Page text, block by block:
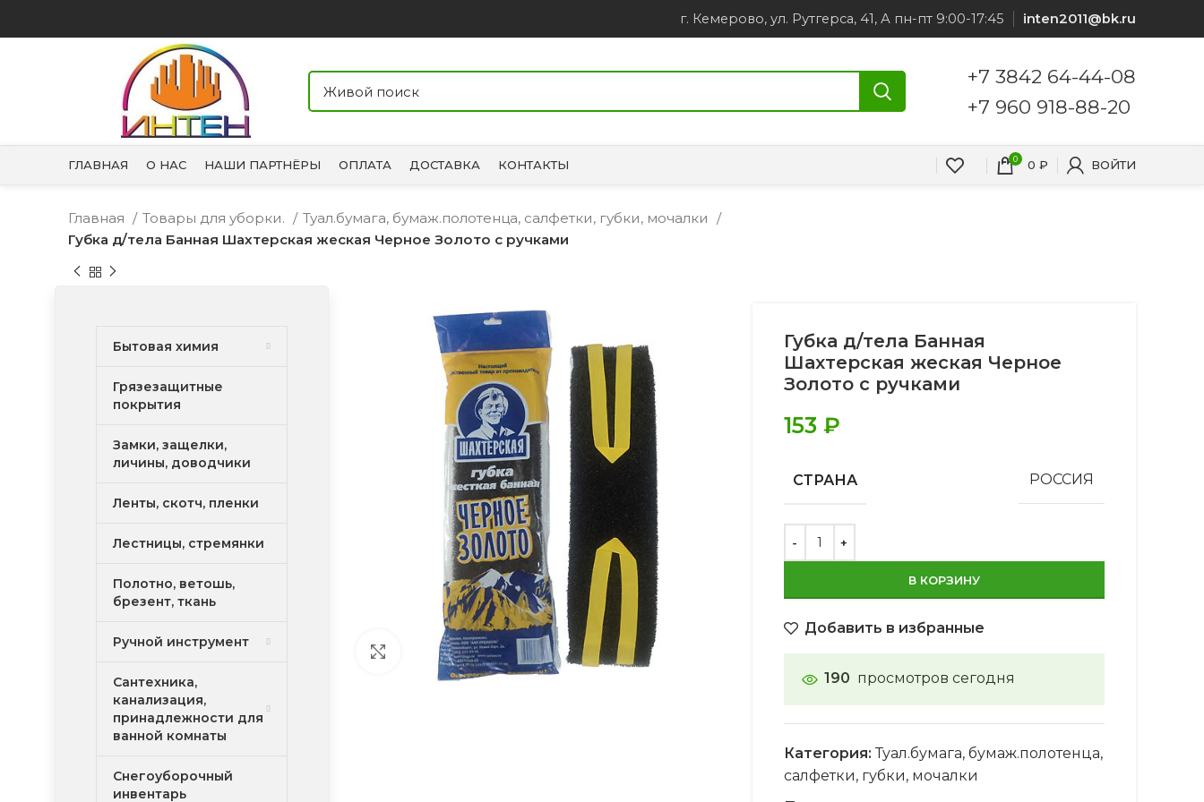
г. Кемерово, ул. Рутгерса, 41, А пн-пт 9:00-17:45 inten2011@bk.ru
+7 3842 64-44-08
+7 960 918-88-20
ГЛАВНАЯ О НАС НАШИ ПАРТНЁРЫ ОПЛАТА ДОСТАВКА КОНТАКТЫ 0 0 ₽ ВОЙТИ
Главная Товары для уборки.
Туал.бумага, бумаж.полотенца, салфетки, губки, мочалки
Губка д/тела Банная Шахтерская жеская Черное Золото с ручками
Увеличить
Губка д/тела Банная
Шахтерская жеская Черное
Золото с ручками
153 ₽
СТРАНА РОССИЯ
В КОРЗИНУ
Добавить в избранные
190 просмотров сегодня
Категория: Туал.бумага, бумаж.полотенца,
салфетки, губки, мочалки
Бытовая химия
Грязезащитные
покрытия
Замки, защелки,
личины, доводчики
Ленты, скотч, пленки
Лестницы, стремянки
Полотно, ветошь,
брезент, ткань
Ручной инструмент
Сантехника,
канализация,
принадлежности для
ванной комнаты
Снегоуборочный
инвентарь